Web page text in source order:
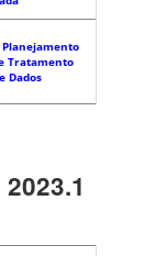
Planejamento
Tratamento
Dados